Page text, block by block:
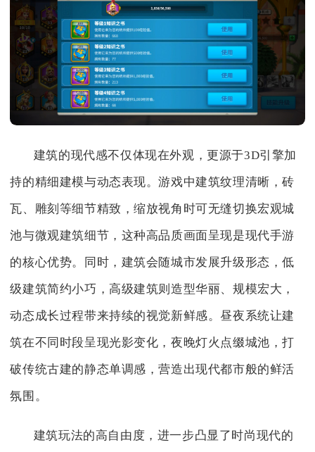
建筑的现代感不仅体现在外观，更源于3D引擎加
持的精细建模与动态表现。游戏中建筑纹理清晰，砖
瓦、雕刻等细节精致，缩放视角时可无缝切换宏观城
池与微观建筑细节，这种高品质画面呈现是现代手游
的核心优势。同时，建筑会随城市发展升级形态，低
级建筑简约小巧，高级建筑则造型华丽、规模宏大，
动态成长过程带来持续的视觉新鲜感。昼夜系统让建
筑在不同时段呈现光影变化，夜晚灯火点缀城池，打
破传统古建的静态单调感，营造出现代都市般的鲜活
氛围。
建筑玩法的高自由度，进一步凸显了时尚现代的